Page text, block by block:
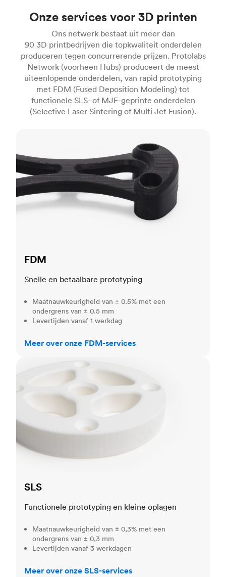
Onze services voor 3D printen
Ons netwerk bestaat uit meer dan
90 3D printbedrijven die topkwaliteit onderdelen
produceren tegen concurrerende prijzen. Protolabs
Network (voorheen Hubs) produceert de meest
uiteenlopende onderdelen, van rapid prototyping
met FDM (Fused Deposition Modeling) tot
functionele SLS- of MJF-geprinte onderdelen
(Selective Laser Sintering of Multi Jet Fusion).
FDM
Snelle en betaalbare prototyping
Maatnauwkeurigheid van ± 0.5% met een
ondergrens van ± 0.5 mm
Levertijden vanaf 1 werkdag
Meer over onze FDM-services
SLS
Functionele prototyping en kleine oplagen
Maatnauwkeurigheid van ± 0,3% met een
ondergrens van ± 0,3 mm
Levertijden vanaf 3 werkdagen
Meer over onze SLS-services